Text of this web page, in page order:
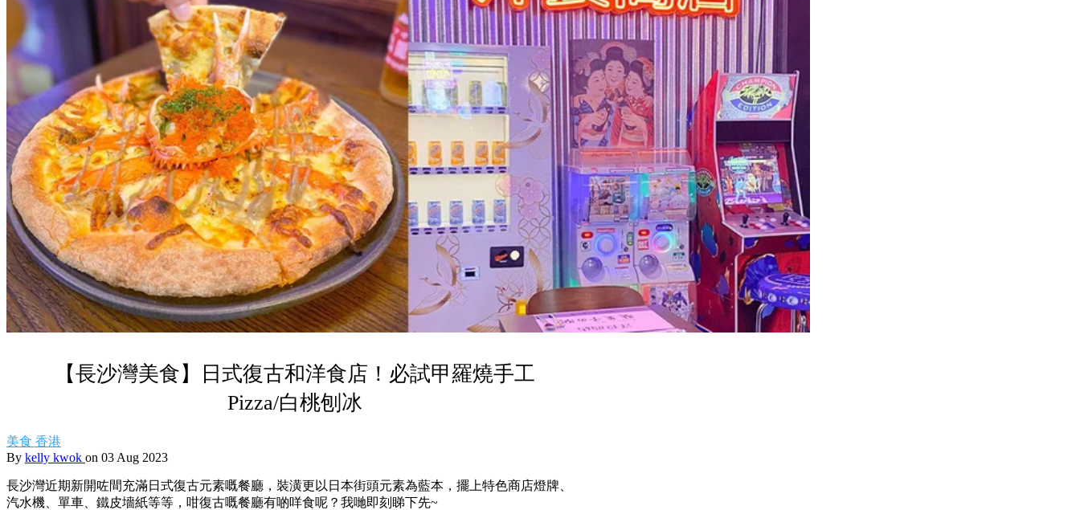
【長沙灣美食】日式復古和洋食店！必試甲羅燒手工
Pizza/白桃刨冰
美食 香港
By kelly kwok on 03 Aug 2023
長沙灣近期新開咗間充滿日式復古元素嘅餐廳，裝潢更以日本街頭元素為藍本， 擺上特色商店燈牌、
汽水機、單車、鐵皮墻紙等等，咁復古嘅餐廳有啲咩食呢？我哋即刻睇下先~